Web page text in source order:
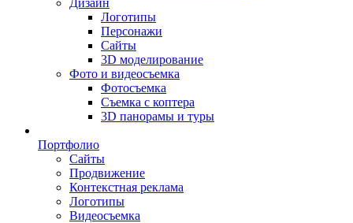
Дизайн
Логотипы
Персонажи
Сайты
3D моделирование
Фото и видеосъемка
Фотосъемка
Съемка с коптера
3D панорамы и туры
Портфолио
Сайты
Продвижение
Контекстная реклама
Логотипы
Видеосъемка